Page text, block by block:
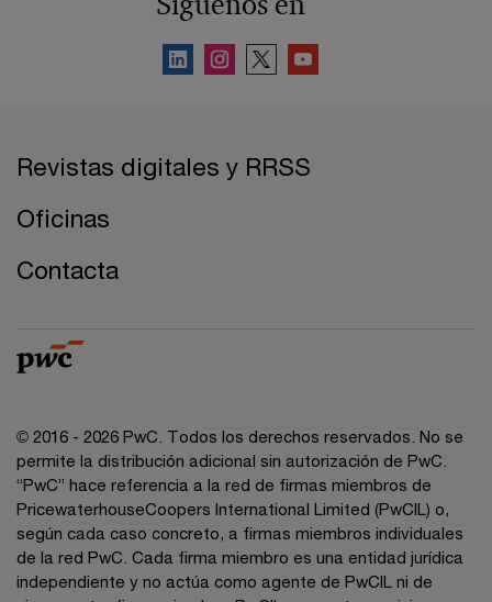
Revistas digitales y RRSS
Oficinas
Contacta
© 2016 - 2026 PwC. Todos los derechos reservados. No se
permite la distribución adicional sin autorización de PwC.
“PwC” hace referencia a la red de firmas miembros de
PricewaterhouseCoopers International Limited (PwCIL) o,
según cada caso concreto, a firmas miembros individuales
de la red PwC. Cada firma miembro es una entidad jurídica
independiente y no actúa como agente de PwCIL ni de